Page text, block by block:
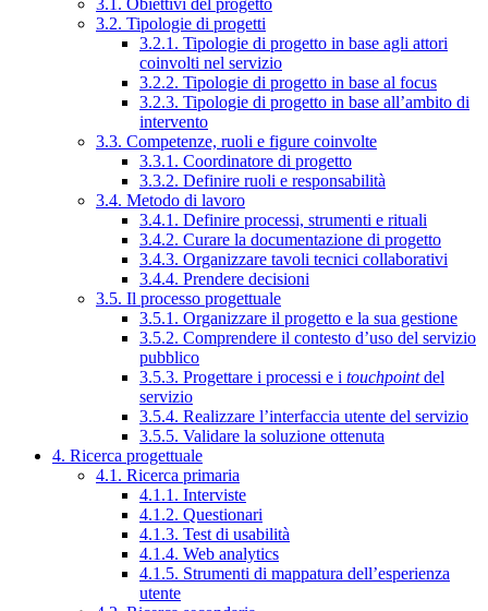
3.1. Obiettivi del progetto
3.2. Tipologie di progetti
3.2.1. Tipologie di progetto in base agli attori
coinvolti nel servizio
3.2.2. Tipologie di progetto in base al focus
3.2.3. Tipologie di progetto in base all’ambito di
intervento
3.3. Competenze, ruoli e figure coinvolte
3.3.1. Coordinatore di progetto
3.3.2. Definire ruoli e responsabilità
3.4. Metodo di lavoro
3.4.1. Definire processi, strumenti e rituali
3.4.2. Curare la documentazione di progetto
3.4.3. Organizzare tavoli tecnici collaborativi
3.4.4. Prendere decisioni
3.5. Il processo progettuale
3.5.1. Organizzare il progetto e la sua gestione
3.5.2. Comprendere il contesto d’uso del servizio
pubblico
3.5.3. Progettare i processi e i touchpointdel
servizio
3.5.4. Realizzare l’interfaccia utente del servizio
3.5.5. Validare la soluzione ottenuta
4. Ricerca progettuale
4.1. Ricerca primaria
4.1.1. Interviste
4.1.2. Questionari
4.1.3. Test di usabilità
4.1.4. Web analytics
4.1.5. Strumenti di mappatura dell’esperienza
utente